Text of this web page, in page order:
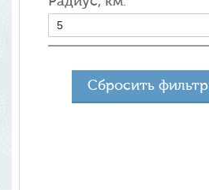
Сбросить фильтр